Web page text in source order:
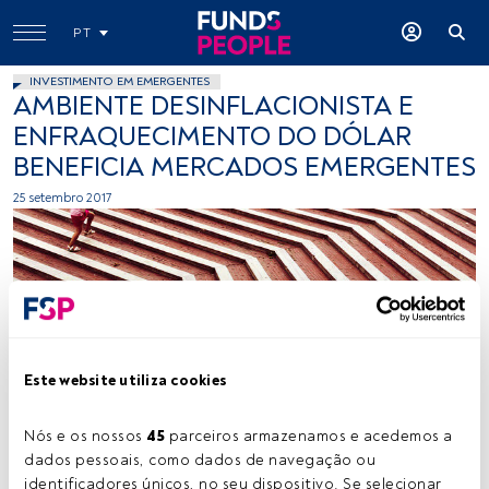
Este website utiliza cookies
Nós e os nossos 45 parceiros armazenamos e acedemos a
dados pessoais, como dados de navegação ou
identificadores únicos, no seu dispositivo. Se selecionar
PT
INVESTIMENTO EM EMERGENTES
AMBIENTE DESINFLACIONISTA E
ENFRAQUECIMENTO DO DÓLAR
BENEFICIA MERCADOS EMERGENTES
25 setembro 2017
Tempo de leitura:1 min.